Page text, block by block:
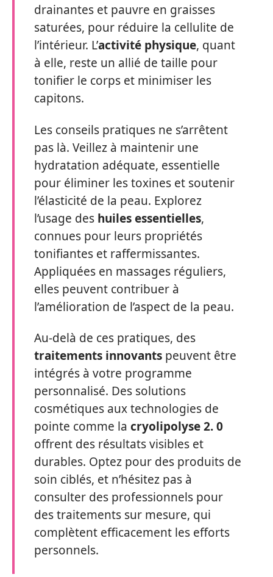
drainantes et pauvre en graisses
saturées, pour réduire la cellulite de
l’intérieur. L’activité physique, quant
à elle, reste un allié de taille pour
tonifier le corps et minimiser les
capitons.
Les conseils pratiques ne s’arrêtent
pas là. Veillez à maintenir une
hydratation adéquate, essentielle
pour éliminer les toxines et soutenir
l’élasticité de la peau. Explorez
l’usage des huiles essentielles,
connues pour leurs propriétés
tonifiantes et raffermissantes.
Appliquées en massages réguliers,
elles peuvent contribuer à
l’amélioration de l’aspect de la peau.
Au-delà de ces pratiques, des
traitements innovants peuvent être
intégrés à votre programme
personnalisé. Des solutions
cosmétiques aux technologies de
pointe comme la cryolipolyse 2. 0
offrent des résultats visibles et
durables. Optez pour des produits de
soin ciblés, et n’hésitez pas à
consulter des professionnels pour
des traitements sur mesure, qui
complètent efficacement les efforts
personnels.